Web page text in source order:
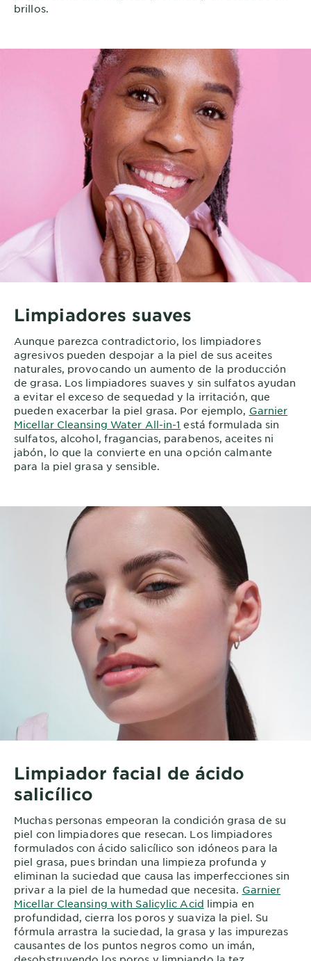
brillos.
Limpiadores suaves
Aunque parezca contradictorio, los limpiadores
agresivos pueden despojar a la piel de sus aceites
naturales, provocando un aumento de la producción
de grasa. Los limpiadores suaves y sin sulfatos ayudan
a evitar el exceso de sequedad y la irritación, que
pueden exacerbar la piel grasa. Por ejemplo, Garnier
Micellar Cleansing Water All-in-1 está formulada sin
sulfatos, alcohol, fragancias, parabenos, aceites ni
jabón, lo que la convierte en una opción calmante
para la piel grasa y sensible.
Limpiador facial de ácido
salicílico
Muchas personas empeoran la condición grasa de su
piel con limpiadores que resecan. Los limpiadores
formulados con ácido salicílico son idóneos para la
piel grasa, pues brindan una limpieza profunda y
eliminan la suciedad que causa las imperfecciones sin
privar a la piel de la humedad que necesita. Garnier
Micellar Cleansing with Salicylic Acid limpia en
profundidad, cierra los poros y suaviza la piel. Su
fórmula arrastra la suciedad, la grasa y las impurezas
causantes de los puntos negros como un imán,